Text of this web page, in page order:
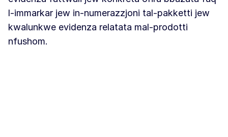
l-immarkar jew in-numerazzjoni tal-pakketti jew
kwalunkwe evidenza relatata mal-prodotti
nfushom.